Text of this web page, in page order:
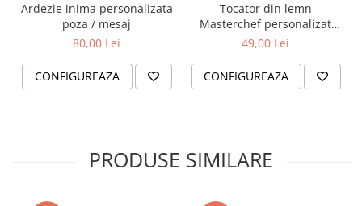
Ardezie inima personalizata
poza / mesaj
80,00 Lei
CONFIGUREAZA
Tocator din lemn
Masterchef personalizat
prin gravura
49,00 Lei
CONFIGUREAZA
PRODUSE SIMILARE